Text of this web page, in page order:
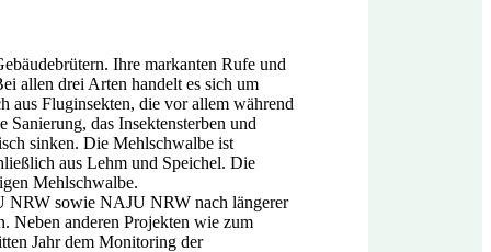
Ihre markanten Rufe und
allen drei Arten handelt es sich um
aus Fluginsekten, die vor allem während
das Insektensterben und
sinken. Die Mehlschwalbe ist
aus Lehm und Speichel. Die
Mehlschwalbe.
sowie NAJU NRW nach längerer
Neben anderen Projekten wie zum
Jahr dem Monitoring der